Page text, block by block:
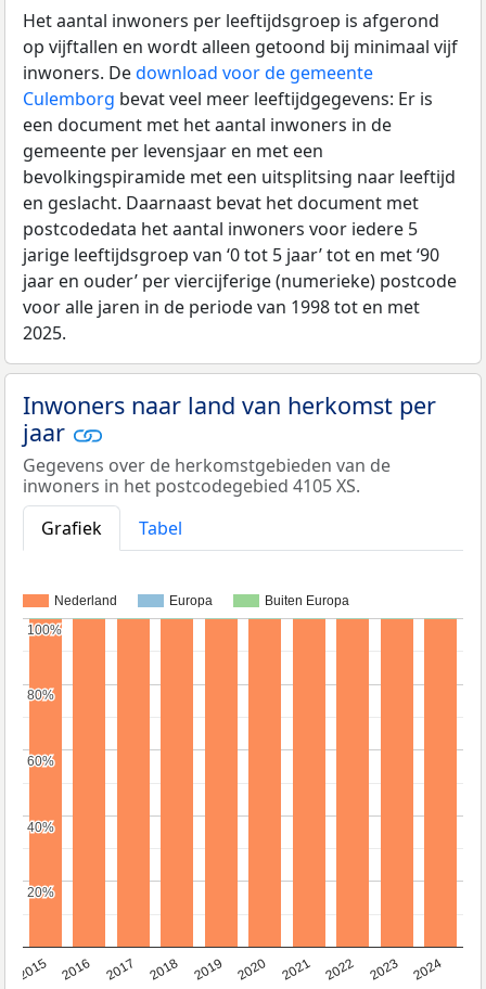
Het aantal inwoners per leeftijdsgroep is afgerond
op vijftallen en wordt alleen getoond bij minimaal vijf
inwoners. Dedownload voor de gemeente
Culemborg bevat veel meer leeftijdgegevens: Er is
een document met het aantal inwoners in de
gemeente per levensjaar en met een
bevolkingspiramide met een uitsplitsing naar leeftijd
en geslacht. Daarnaast bevat het document met
postcodedata het aantal inwoners voor iedere 5
jarige leeftijdsgroep van ‘0 tot 5 jaar’ tot en met ‘90
jaar en ouder’ per viercijferige (numerieke) postcode
voor alle jaren in de periode van 1998 tot en met
2025.
Inwoners naar land van herkomst per
jaar
Gegevens over de herkomstgebieden van de
inwoners in het postcodegebied 4105 XS.
Grafiek
Tabel
Nederland Europa Buiten Europa
2015 2016 2017 2018 2019 2020 2021 2022 2023 2024
20%
20%
40%
40%
60%
60%
80%
80%
100%
100%